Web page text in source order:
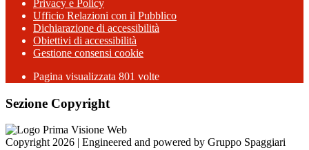
Privacy e Policy
Ufficio Relazioni con il Pubblico
Dichiarazione di accessibilità
Obiettivi di accessibilità
Gestione consensi cookie
Pagina visualizzata 801 volte
Sezione Copyright
Copyright 2026 | Engineered and powered by Gruppo Spaggiari